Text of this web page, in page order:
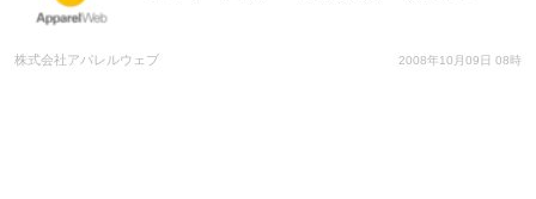
株式会社アパレルウェブ 2008年10月09日 08時